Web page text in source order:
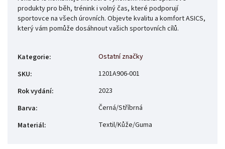
produkty pro běh, trénink i volný čas, které podporují
sportovce na všech úrovních. Objevte kvalitu a komfort ASICS,
který vám pomůže dosáhnout vašich sportovních cílů.
Kategorie:
Ostatní značky
SKU:
1201A906-001
Rok vydání:
2023
Barva:
Černá/Stříbrná
Materiál: Textil/Kůže/Guma